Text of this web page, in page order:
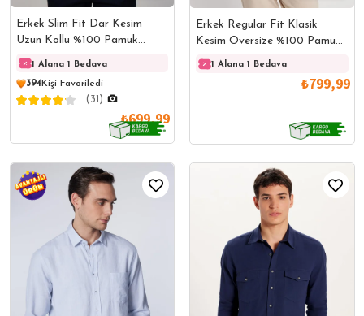
Erkek Slim Fit Dar Kesim
Uzun Kollu %100 Pamuk
Keten Doku Kareli Gömlek
1 Alana 1 Bedava 1 Alana 1 Bedava
394Kişi Favoriledi
(31)
₺699,99
Erkek Regular Fit Klasik
Kesim Oversize %100 Pamuk
Keten Doku Cepli Kareli Kısa
Kollu Düğmeli Yaka Gömlek
1 Alana 1 Bedava
₺799,99